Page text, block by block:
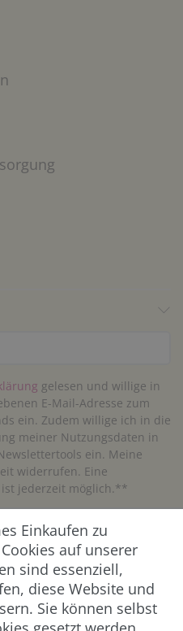
gelesen und willige in
E-Mail-Adresse zum
ein. Zudem willige ich in die
meiner Nutzungsdaten in
ein. Meine
widerrufen. Eine
jederzeit möglich.**
es sich um ein Pflichtfeld.
Einkaufen zu
auf unserer
sind essenziell,
diese Website und
Sie können selbst